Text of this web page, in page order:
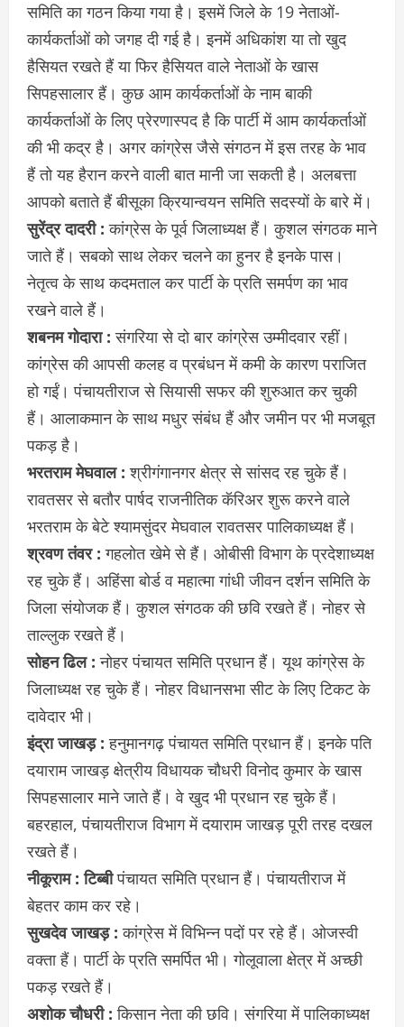
समिति का गठन किया गया है। इसमें जिले के 19 नेताओं-
कार्यकर्ताओं को जगह दी गई है। इनमें अधिकांश या तो खुद
हैसियत रखते हैं या फिर हैसियत वाले नेताओं के खास
सिपहसालार हैं। कुछ आम कार्यकर्ताओं के नाम बाकी
कार्यकर्ताओं के लिए प्रेरणास्पद है कि पार्टी में आम कार्यकर्ताओं
की भी कद्र है। अगर कांग्रेस जैसे संगठन में इस तरह के भाव
हैं तो यह हैरान करने वाली बात मानी जा सकती है। अलबत्ता
आपको बताते हैं बीसूका क्रियान्वयन समिति सदस्यों के बारे में।
सुरेंद्र दादरी :कांग्रेस के पूर्व जिलाध्यक्ष हैं। कुशल संगठक माने
जाते हैं। सबको साथ लेकर चलने का हुनर है इनके पास।
नेतृत्व के साथ कदमताल कर पार्टी के प्रति समर्पण का भाव
रखने वाले हैं।
शबनम गोदारा :संगरिया से दो बार कांग्रेस उम्मीदवार रहीं।
कांग्रेस की आपसी कलह व प्रबंधन में कमी के कारण पराजित
हो गईं। पंचायतीराज से सियासी सफर की शुरुआत कर चुकी
हैं। आलाकमान के साथ मधुर संबंध हैं और जमीन पर भी मजबूत
पकड़ है।
भरतराम मेघवाल :श्रीगंगानगर क्षेत्र से सांसद रह चुके हैं।
रावतसर से बतौर पार्षद राजनीतिक कॅरिअर शुरू करने वाले
भरतराम के बेटे श्यामसुंदर मेघवाल रावतसर पालिकाध्यक्ष हैं।
श्रवण तंवर :गहलोत खेमे से हैं। ओबीसी विभाग के प्रदेशाध्यक्ष
रह चुके हैं। अहिंसा बोर्ड व महात्मा गांधी जीवन दर्शन समिति के
जिला संयोजक हैं। कुशल संगठक की छवि रखते हैं। नोहर से
ताल्लुक रखते हैं।
सोहन ढिल :नोहर पंचायत समिति प्रधान हैं। यूथ कांग्रेस के
जिलाध्यक्ष रह चुके हैं। नोहर विधानसभा सीट के लिए टिकट के
दावेदार भी।
इंद्रा जाखड़ : हनुमानगढ़ पंचायत समिति प्रधान हैं। इनके पति
दयाराम जाखड़ क्षेत्रीय विधायक चौधरी विनोद कुमार के खास
सिपहसालार माने जाते हैं। वे खुद भी प्रधान रह चुके हैं।
बहरहाल, पंचायतीराज विभाग में दयाराम जाखड़ पूरी तरह दखल
रखते हैं।
नीकूराम : टिब्बीपंचायत समिति प्रधान हैं। पंचायतीराज में
बेहतर काम कर रहे।
सुखदेव जाखड़ :कांग्रेस में विभिन्न पदों पर रहे हैं। ओजस्वी
वक्ता हैं। पार्टी के प्रति समर्पित भी। गोलूवाला क्षेत्र में अच्छी
पकड़ रखते हैं।
अशोक चौधरी : किसान नेता की छवि। संगरिया में पालिकाध्यक्ष